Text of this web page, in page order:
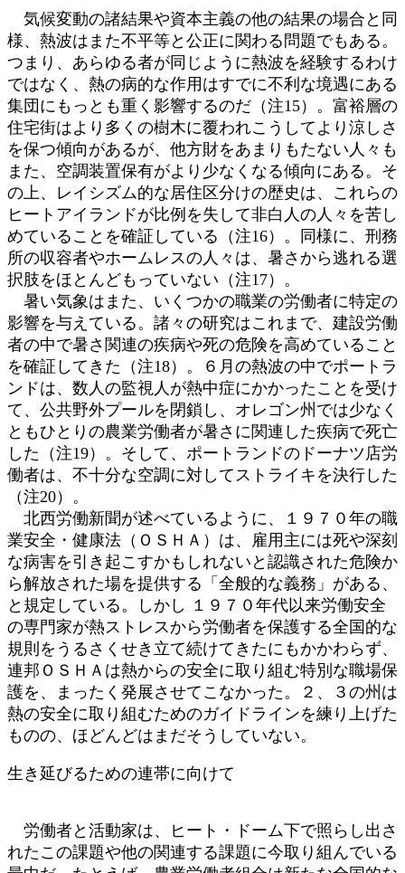
気候変動の諸結果や資本主義の他の結果の場合と同
様、熱波はまた不平等と公正に関わる問題でもある。
つまり、あらゆる者が同じように熱波を経験するわけ
ではなく、熱の病的な作用はすでに不利な境遇にある
集団にもっとも重く影響するのだ（注15）。富裕層の
住宅街はより多くの樹木に覆われこうしてより涼しさ
を保つ傾向があるが、他方財をあまりもたない人々も
また、空調装置保有がより少なくなる傾向にある。そ
の上、レイシズム的な居住区分けの歴史は、これらの
ヒートアイランドが比例を失して非白人の人々を苦し
めていることを確証している（注16）。同様に、刑務
所の収容者やホームレスの人々は、暑さから逃れる選
択肢をほとんどもっていない（注17）。
暑い気象はまた、いくつかの職業の労働者に特定の
影響を与えている。諸々の研究はこれまで、建設労働
者の中で暑さ関連の疾病や死の危険を高めていること
を確証してきた（注18）。６月の熱波の中でポートラ
ンドは、数人の監視人が熱中症にかかったことを受け
て、公共野外プールを閉鎖し、オレゴン州では少なく
ともひとりの農業労働者が暑さに関連した疾病で死亡
した（注19）。そして、ポートランドのドーナツ店労
働者は、不十分な空調に対してストライキを決行した
（注20）。
北西労働新聞が述べているように、１９７０年の職
業安全・健康法（ＯＳＨＡ）は、雇用主には死や深刻
な病害を引き起こすかもしれないと認識された危険か
ら解放された場を提供する「全般的な義務」がある、
と規定している。しかし １９７０年代以来労働安全
の専門家が熱ストレスから労働者を保護する全国的な
規則をうるさくせき立て続けてきたにもかかわらず、
連邦ＯＳＨＡは熱からの安全に取り組む特別な職場保
護を、まったく発展させてこなかった。２、３の州は
熱の安全に取り組むためのガイドラインを練り上げた
ものの、ほどんどはまだそうしていない。
生き延びるための連帯に向けて
労働者と活動家は、ヒート・ドーム下で照らし出さ
れたこの課題や他の関連する課題に今取り組んでいる